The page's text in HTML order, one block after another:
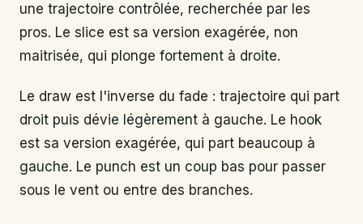
une trajectoire contrôlée, recherchée par les
pros. Le slice est sa version exagérée, non
maitrisée, qui plonge fortement à droite.
Le draw est l'inverse du fade : trajectoire qui part
droit puis dévie légèrement à gauche. Le hook
est sa version exagérée, qui part beaucoup à
gauche. Le punch est un coup bas pour passer
sous le vent ou entre des branches.